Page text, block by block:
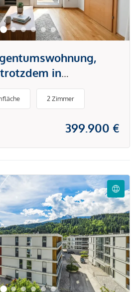
in
Zone
2 Zimmer
399.900 €